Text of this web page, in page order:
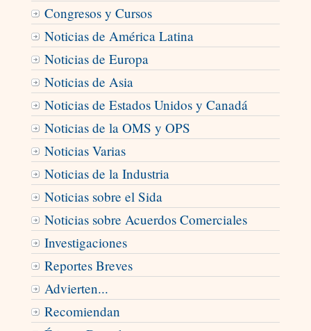
Congresos y Cursos
Noticias de América Latina
Noticias de Europa
Noticias de Asia
Noticias de Estados Unidos y Canadá
Noticias de la OMS y OPS
Noticias Varias
Noticias de la Industria
Noticias sobre el Sida
Noticias sobre Acuerdos Comerciales
Investigaciones
Reportes Breves
Advierten...
Recomiendan